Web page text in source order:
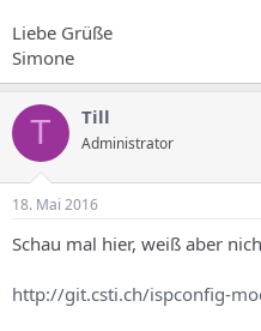
e
m
Liebe Grüße
Simone
T Till
Administrator
18. Mai 2016
Schau mal hier, weiß aber
http://git.csti.ch/ispconfig-